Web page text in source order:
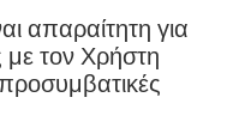
απαραίτητη για
με τον Χρήστη